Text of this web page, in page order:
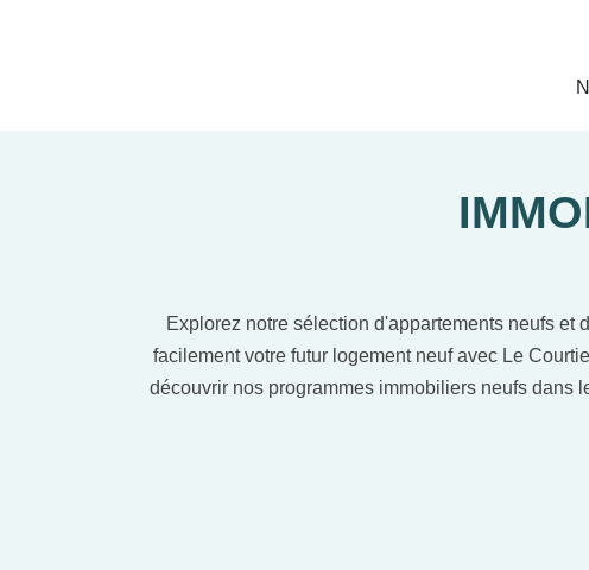
Explorez notre sélection d'appartements neufs et
facilement votre futur logement neuf avec Le
découvrir nos programmes immobiliers neufs dans